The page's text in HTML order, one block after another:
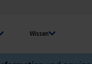
Wissen